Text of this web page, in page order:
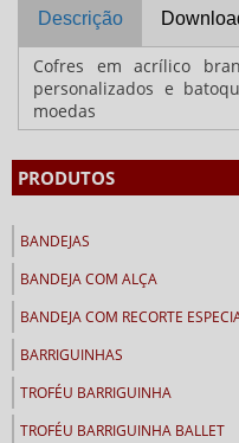
Descrição
Cofres em acrílico
personalizados e
moedas
PRODUTOS
BANDEJAS
BANDEJA COM ALÇA
BANDEJA COM RECORTE
BARRIGUINHAS
TROFÉU BARRIGUINHA
TROFÉU BARRIGUINHA BALLET